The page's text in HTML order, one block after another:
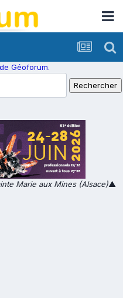
Géoforum.
Marie aux Mines (Alsace)▲